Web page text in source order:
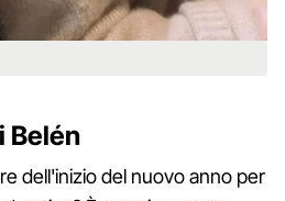
Belén
dell'inizio del nuovo anno per